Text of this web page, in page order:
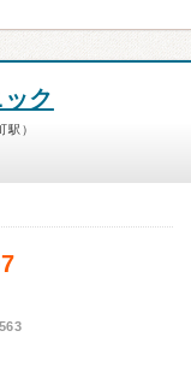
ク
駅）
563